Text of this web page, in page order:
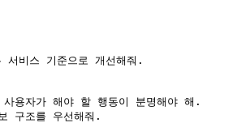
서비스 기준으로 개선해줘.
용자가 해야 할 행동이 분명해야 해.
구조를 우선해줘.